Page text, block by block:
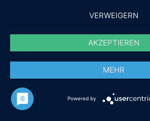
VERWEIGERN
AKZEPTIEREN
MEHR
Powered by